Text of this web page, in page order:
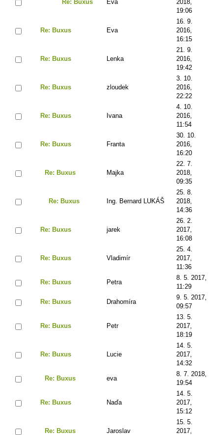
Re: Buxus Eva
2018,
19:06
Re: Buxus Eva
16. 9.
2016,
16:15
Re: Buxus Lenka
21. 9.
2016,
19:42
Re: Buxus zloudek
3. 10.
2016,
22:22
Re: Buxus Ivana
4. 10.
2016,
11:54
Re: Buxus Franta
30. 10.
2016,
16:20
Re: Buxus Majka
22. 7.
2018,
09:35
Re: Buxus Ing. Bernard LUKÁŠ
25. 8.
2018,
14:36
Re: Buxus jarek
26. 2.
2017,
16:08
Re: Buxus Vladimír
25. 4.
2017,
11:36
Re: Buxus Petra
8. 5. 2017,
11:29
Re: Buxus Drahomíra
9. 5. 2017,
09:57
Re: Buxus Petr
13. 5.
2017,
18:19
Re: Buxus Lucie
14. 5.
2017,
14:32
Re: Buxus eva
8. 7. 2018,
19:54
Re: Buxus Naďa
14. 5.
2017,
15:12
Re: Buxus Jaroslav
15. 5.
2017,